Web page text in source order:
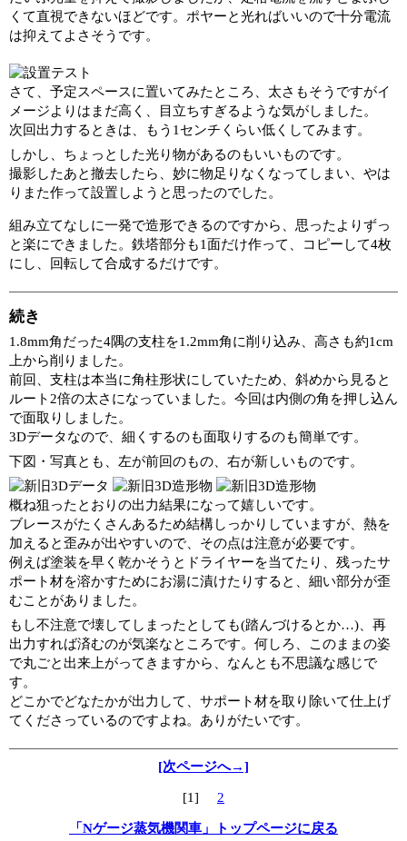
くて直視できないほどです。ポヤーと光ればいいので十分電流
は抑えてよさそうです。
さて、予定スペースに置いてみたところ、太さもそうですがイ
メージよりはまだ高く、目立ちすぎるような気がしました。
次回出力するときは、もう1センチくらい低くしてみます。
しかし、ちょっとした光り物があるのもいいものです。
撮影したあと撤去したら、妙に物足りなくなってしまい、やは
りまた作って設置しようと思ったのでした。
組み立てなしに一発で造形できるのですから、思ったよりずっ
と楽にできました。鉄塔部分も1面だけ作って、コピーして4枚
にし、回転して合成するだけです。
続き
1.8mm角だった4隅の支柱を1.2mm角に削り込み、高さも約1cm
上から削りました。
前回、支柱は本当に角柱形状にしていたため、斜めから見ると
ルート2倍の太さになっていました。今回は内側の角を押し込ん
で面取りしました。
3Dデータなので、細くするのも面取りするのも簡単です。
下図・写真とも、左が前回のもの、右が新しいものです。
概ね狙ったとおりの出力結果になって嬉しいです。
ブレースがたくさんあるため結構しっかりしていますが、熱を
加えると歪みが出やすいので、その点は注意が必要です。
例えば塗装を早く乾かそうとドライヤーを当てたり、残ったサ
ポート材を溶かすためにお湯に漬けたりすると、細い部分が歪
むことがありました。
もし不注意で壊してしまったとしても(踏んづけるとか…)、再
出力すれば済むのが気楽なところです。何しろ、このままの姿
で丸ごと出来上がってきますから、なんとも不思議な感じで
す。
どこかでどなたかが出力して、サポート材を取り除いて仕上げ
てくださっているのですよね。ありがたいです。
[次ページへ→]
[1] 2
「Nゲージ蒸気機関車」トップページに戻る